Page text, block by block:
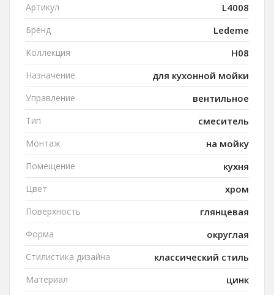
Артикул L4008
Бренд Ledeme
Коллекция H08
Назначение для кухонной мойки
Управление вентильное
Тип смеситель
Монтаж на мойку
Помещение кухня
Цвет хром
Поверхность глянцевая
Форма округлая
Стилистика дизайна классический стиль
Материал цинк